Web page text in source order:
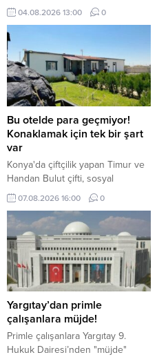
kadar yükselen Brent petrolün
ekim vadeli varil fiyatı, günü 83,77
dolardan tamamladı.
04.08.2026 13:00 0
Bu otelde para geçmiyor!
Konaklamak için tek bir şart
var
Konya'da çiftçilik yapan Timur ve
Handan Bulut çifti, sosyal
medyada tanıştıkları aileleri "köy
oteli" adını verdikleri çiftlik evinde
ücretsiz ağırlıyor.
07.08.2026 16:00 0
Yargıtay’dan primle
çalışanlara müjde!
Primle çalışanlara Yargıtay 9.
Hukuk Dairesi’nden "müjde"